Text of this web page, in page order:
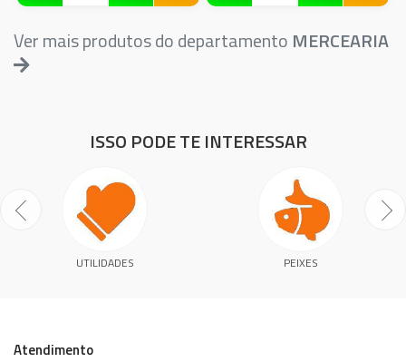
Ver mais produtos do departamento MERCEARIA
ISSO PODE TE INTERESSAR
UTILIDADES PEIXES
Atendimento